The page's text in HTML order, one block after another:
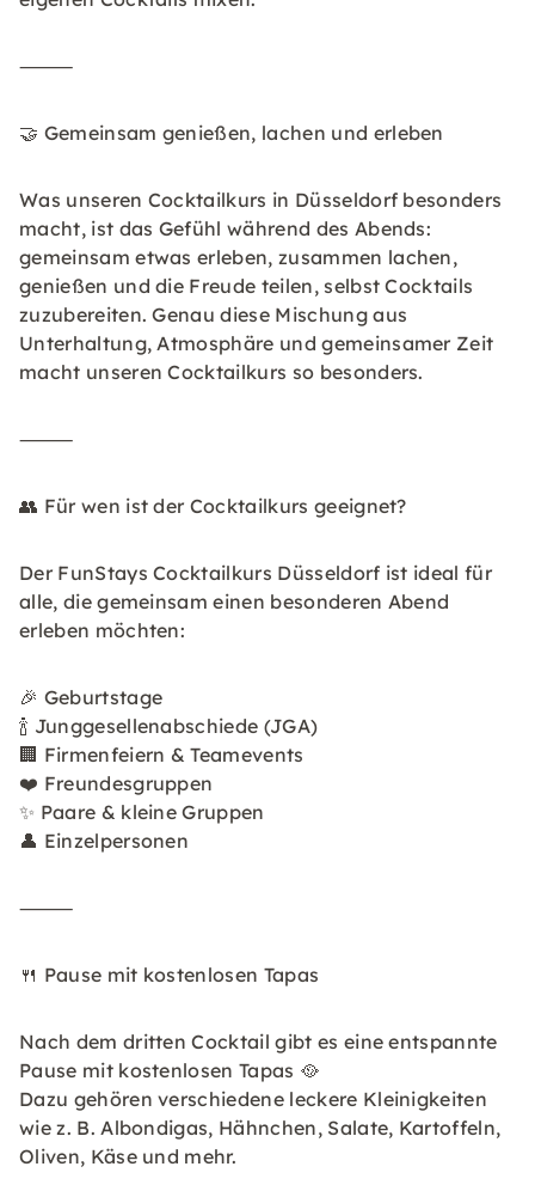
⸻
🤝 Gemeinsam genießen, lachen und erleben
Was unseren Cocktailkurs in Düsseldorf besonders
macht, ist das Gefühl während des Abends:
gemeinsam etwas erleben, zusammen lachen,
genießen und die Freude teilen, selbst Cocktails
zuzubereiten. Genau diese Mischung aus
Unterhaltung, Atmosphäre und gemeinsamer Zeit
macht unseren Cocktailkurs so besonders.
⸻
👥 Für wen ist der Cocktailkurs geeignet?
Der FunStays Cocktailkurs Düsseldorf ist ideal für
alle, die gemeinsam einen besonderen Abend
erleben möchten:
🎉 Geburtstage
🍾 Junggesellenabschiede (JGA)
🏢 Firmenfeiern & Teamevents
❤️ Freundesgruppen
✨ Paare & kleine Gruppen
👤 Einzelpersonen
⸻
🍴 Pause mit kostenlosen Tapas
Nach dem dritten Cocktail gibt es eine entspannte
Pause mit kostenlosen Tapas 🥘
Dazu gehören verschiedene leckere Kleinigkeiten
wie z. B. Albondigas, Hähnchen, Salate, Kartoffeln,
Oliven, Käse und mehr.